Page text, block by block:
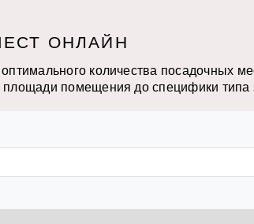
ОНЛАЙН
количества посадочных
помещения до специфики типа